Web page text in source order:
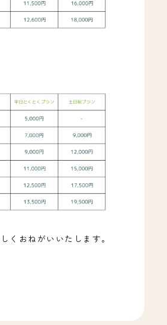
くおねがいいたします。